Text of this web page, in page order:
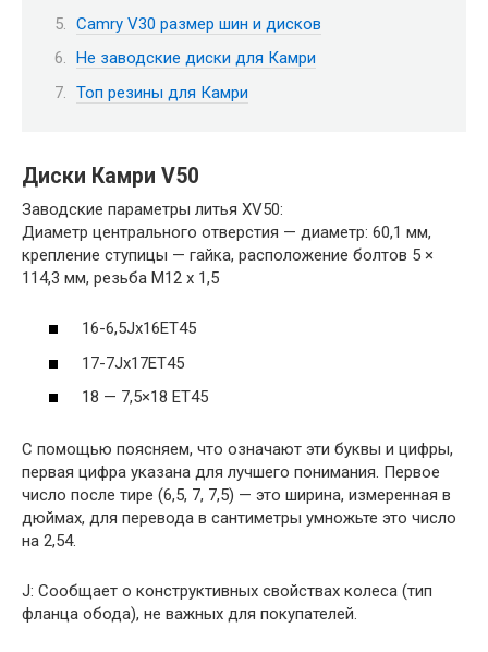
Camry V30 размер шин и дисков
Не заводские диски для Камри
Топ резины для Камри
Диски Камри V50
Заводские параметры литья XV50:
Диаметр центрального отверстия — диаметр: 60,1 мм,
крепление ступицы — гайка, расположение болтов 5 ×
114,3 мм, резьба M12 x 1,5
16-6,5Jx16ET45
17-7Jx17ET45
18 — 7,5×18 ЕТ45
С помощью поясняем, что означают эти буквы и цифры,
первая цифра указана для лучшего понимания. Первое
число после тире (6,5, 7, 7,5) — это ширина, измеренная в
дюймах, для перевода в сантиметры умножьте это число
на 2,54.
J: Сообщает о конструктивных свойствах колеса (тип
фланца обода), не важных для покупателей.